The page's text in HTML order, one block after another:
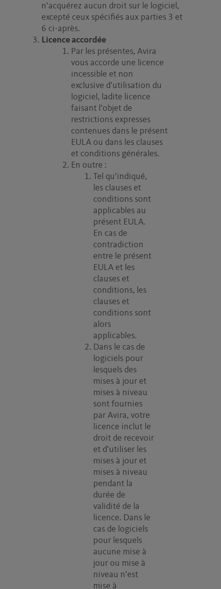
n’acquérez aucun droit sur le logiciel,
excepté ceux spécifiés aux parties 3 et
6 ci-après.
Licence accordée
Par les présentes, Avira
vous accorde une licence
incessible et non
exclusive d’utilisation du
logiciel, ladite licence
faisant l’objet de
restrictions expresses
contenues dans le présent
EULA ou dans les clauses
et conditions générales.
En outre :
Tel qu’indiqué,
les clauses et
conditions sont
applicables au
présent EULA.
En cas de
contradiction
entre le présent
EULA et les
clauses et
conditions, les
clauses et
conditions sont
alors
applicables.
Dans le cas de
logiciels pour
lesquels des
mises à jour et
mises à niveau
sont fournies
par Avira, votre
licence inclut le
droit de recevoir
et d’utiliser les
mises à jour et
mises à niveau
pendant la
durée de
validité de la
licence. Dans le
cas de logiciels
pour lesquels
aucune mise à
jour ou mise à
niveau n’est
mise à